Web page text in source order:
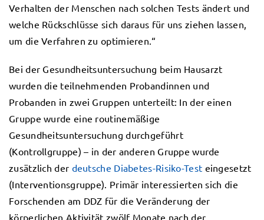
Verhalten der Menschen nach solchen Tests ändert und
welche Rückschlüsse sich daraus für uns ziehen lassen,
um die Verfahren zu optimieren.“
Bei der Gesundheitsuntersuchung beim Hausarzt
wurden die teilnehmenden Probandinnen und
Probanden in zwei Gruppen unterteilt: In der einen
Gruppe wurde eine routinemäßige
Gesundheitsuntersuchung durchgeführt
(Kontrollgruppe) – in der anderen Gruppe wurde
zusätzlich der deutsche Diabetes-Risiko-Test eingesetzt
(Interventionsgruppe). Primär interessierten sich die
Forschenden am DDZ für die Veränderung der
körperlichen Aktivität zwölf Monate nach der